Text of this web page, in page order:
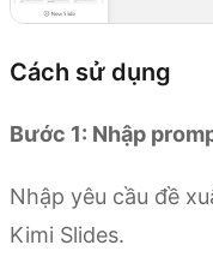
Cách sử dụng
Bước 1: Nhập
Nhập yêu cầu đề
Kimi Slides.